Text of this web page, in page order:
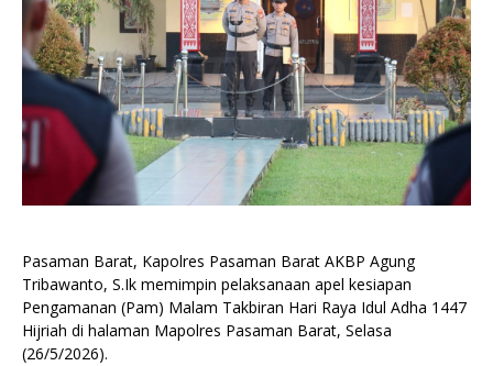
Pasaman Barat, Kapolres Pasaman Barat AKBP Agung
Tribawanto, S.Ik memimpin pelaksanaan apel kesiapan
Pengamanan (Pam) Malam Takbiran Hari Raya Idul Adha 1447
Hijriah di halaman Mapolres Pasaman Barat, Selasa
(26/5/2026).